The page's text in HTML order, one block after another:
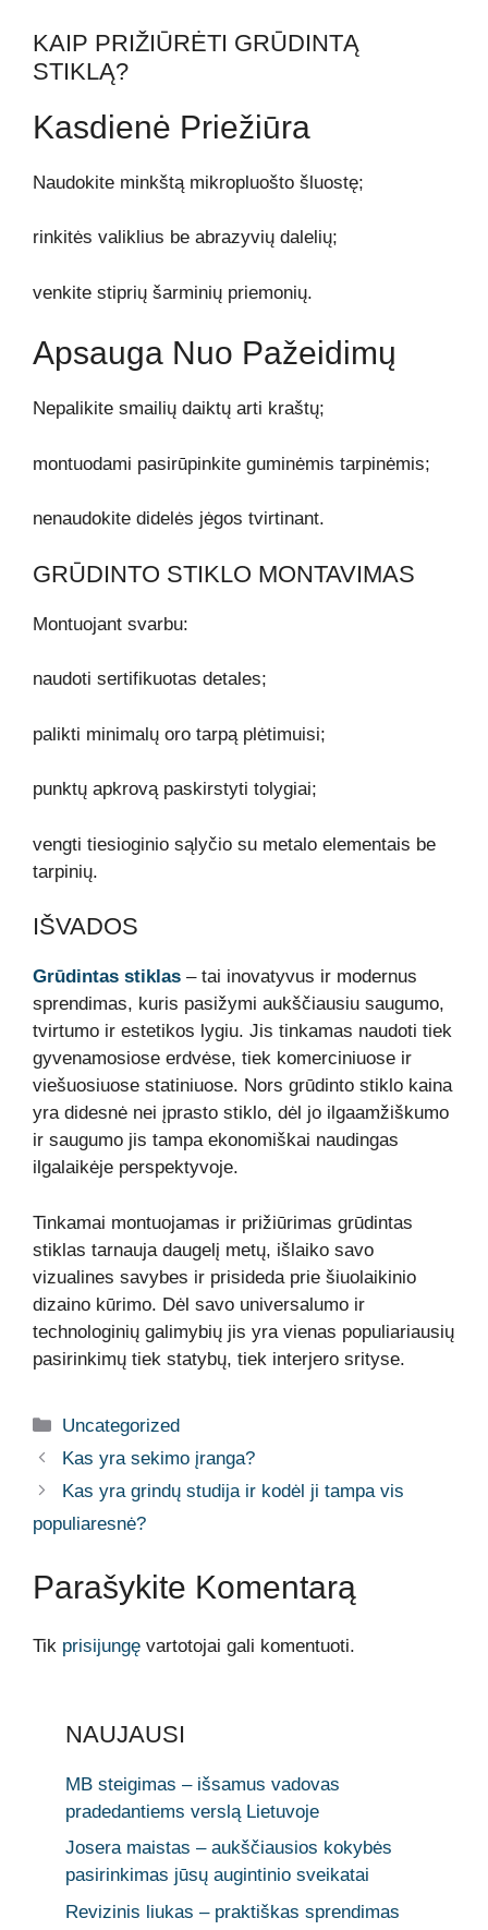
KAIP PRIŽIŪRĖTI GRŪDINTĄ
STIKLĄ?
Kasdienė Priežiūra
Naudokite minkštą mikropluošto šluostę;
rinkitės valiklius be abrazyvių dalelių;
venkite stiprių šarminių priemonių.
Apsauga Nuo Pažeidimų
Nepalikite smailių daiktų arti kraštų;
montuodami pasirūpinkite guminėmis tarpinėmis;
nenaudokite didelės jėgos tvirtinant.
GRŪDINTO STIKLO MONTAVIMAS
Montuojant svarbu:
naudoti sertifikuotas detales;
palikti minimalų oro tarpą plėtimuisi;
punktų apkrovą paskirstyti tolygiai;
vengti tiesioginio sąlyčio su metalo elementais be
tarpinių.
IŠVADOS
Grūdintas stiklas – tai inovatyvus ir modernus
sprendimas, kuris pasižymi aukščiausiu saugumo,
tvirtumo ir estetikos lygiu. Jis tinkamas naudoti tiek
gyvenamosiose erdvėse, tiek komerciniuose ir
viešuosiuose statiniuose. Nors grūdinto stiklo kaina
yra didesnė nei įprasto stiklo, dėl jo ilgaamžiškumo
ir saugumo jis tampa ekonomiškai naudingas
ilgalaikėje perspektyvoje.
Tinkamai montuojamas ir prižiūrimas grūdintas
stiklas tarnauja daugelį metų, išlaiko savo
vizualines savybes ir prisideda prie šiuolaikinio
dizaino kūrimo. Dėl savo universalumo ir
technologinių galimybių jis yra vienas populiariausių
pasirinkimų tiek statybų, tiek interjero srityse.
Kategorijos
Uncategorized
Kas yra sekimo įranga?
Kas yra grindų studija ir kodėl ji tampa vis
populiaresnė?
Parašykite Komentarą
Tik prisijungę vartotojai gali komentuoti.
NAUJAUSI
MB steigimas – išsamus vadovas
pradedantiems verslą Lietuvoje
Josera maistas – aukščiausios kokybės
pasirinkimas jūsų augintinio sveikatai
Revizinis liukas – praktiškas sprendimas